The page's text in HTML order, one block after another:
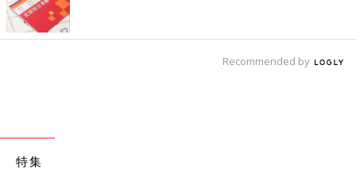
らも、視野を広げていく工夫は、今後の育児にとっても大切な姿
勢だと考えられます。
Recommended by
特集